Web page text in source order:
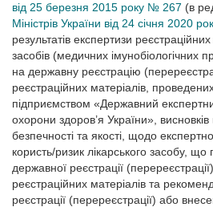
від 25 березня 2015 року № 267 (в
Міністрів України від 24 січня 2020
результатів експертизи
засобів (медичних імунобіологічних
на державну реєстрацію
реєстраційних матеріалів,
підприємством «Державний
охорони здоров’я України»,
безпечності та якості, щодо
користь/ризик лікарського засобу,
державної реєстрації
реєстраційних матеріалів та
реєстрації (перереєстрації) або